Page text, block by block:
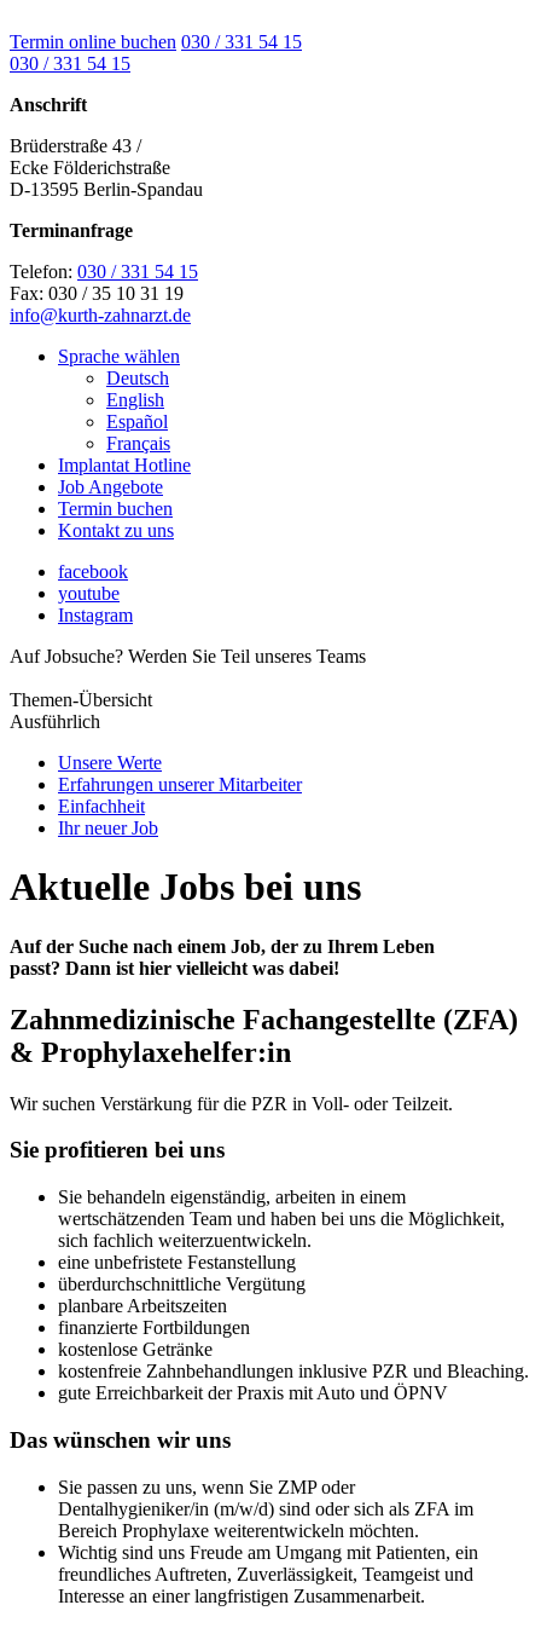
Termin online buchen 030 / 331 54 15
030 / 331 54 15
Anschrift
Brüderstraße 43 /
Ecke Földerichstraße
D-13595 Berlin-Spandau
Terminanfrage
Telefon: 030 / 331 54 15
Fax: 030 / 35 10 31 19
info@kurth-zahnarzt.de
Sprache wählen
Deutsch
English
Español
Français
Implantat Hotline
Job Angebote
Termin buchen
Kontakt zu uns
facebook
youtube
Instagram
Auf Jobsuche? Werden Sie Teil unseres Teams
Themen-Übersicht
Ausführlich
Unsere Werte
Erfahrungen unserer Mitarbeiter
Einfachheit
Ihr neuer Job
Aktuelle Jobs bei uns
Auf der Suche nach einem Job, der zu Ihrem Leben
passt? Dann ist hier vielleicht was dabei!
Zahnmedizinische Fachangestellte (ZFA)
& Prophylaxehelfer:in
Wir suchen Verstärkung für die PZR in Voll- oder Teilzeit.
Sie profitieren bei uns
Sie behandeln eigenständig, arbeiten in einem
wertschätzenden Team und haben bei uns die Möglichkeit,
sich fachlich weiterzuentwickeln.
eine unbefristete Festanstellung
überdurchschnittliche Vergütung
planbare Arbeitszeiten
finanzierte Fortbildungen
kostenlose Getränke
kostenfreie Zahnbehandlungen inklusive PZR und Bleaching.
gute Erreichbarkeit der Praxis mit Auto und ÖPNV
Das wünschen wir uns
Sie passen zu uns, wenn Sie ZMP oder
Dentalhygieniker/in (m/w/d) sind oder sich als ZFA im
Bereich Prophylaxe weiterentwickeln möchten.
Wichtig sind uns Freude am Umgang mit Patienten, ein
freundliches Auftreten, Zuverlässigkeit, Teamgeist und
Interesse an einer langfristigen Zusammenarbeit.